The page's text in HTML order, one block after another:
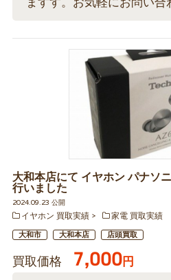
ますす。お気軽にお問い合
大和本店にて イヤホン パナソ
行いました
2024.09.23 公開
イヤホン 買取実績
家電 買取実績
大和市 大和本店 店頭買取
買取価格 7,000円